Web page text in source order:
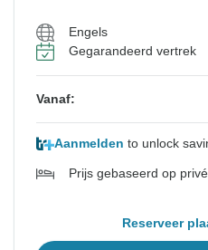
Engels
Gegarandeerd vertrek
Vanaf:
Aanmelden to unlock
Prijs gebaseerd op
Reserveer